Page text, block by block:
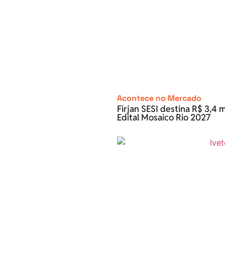
Acontece no Mercado
Firjan SESI destina R$ 3,4
Edital Mosaico Rio 2027